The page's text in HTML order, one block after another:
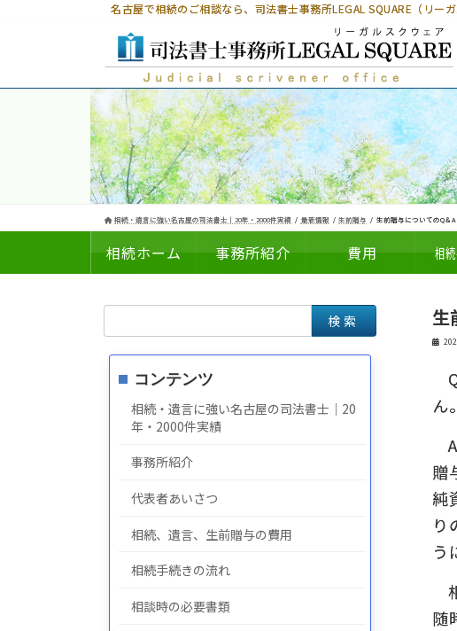
名古屋で相続のご相談なら、 司法書士事務所LEGAL SQUARE（リー
相続・遺言に強い名古屋の司法書士｜20年・2000件実績 最新情報 生前贈与 生前贈与についてのQ＆A
相続ホーム 事務所紹介 費用 相
についてのの
生
ん
贈
純
り
う
随
索:
コンテンツ
相続・遺言に強い名古屋の司法書士｜20
年・2000件実績
事務所紹介
代表者あいさつ
相続、遺言、生前贈与の費用
相続手続きの流れ
相談時の必要書類